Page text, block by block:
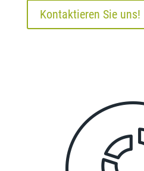
Kontaktieren Sie uns!